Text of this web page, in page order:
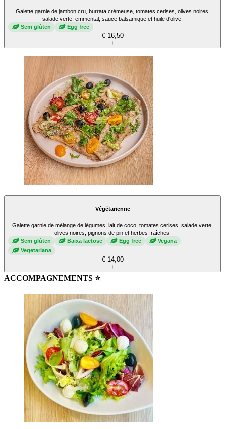
Galette garnie de jambon cru, burrata crémeuse, tomates cerises, olives noires,
salade verte, emmental, sauce balsamique et huile d'olive.
Sem glúten
Egg free
€ 16,50
+
Végétarienne
Galette garnie de mélange de légumes, lait de coco, tomates cerises, salade verte,
olives noires, pignons de pin et herbes fraîches.
Sem glúten
Baixa lactose Egg free
Vegana
Vegetariana
€ 14,00
+
ACCOMPAGNEMENTS ⭐